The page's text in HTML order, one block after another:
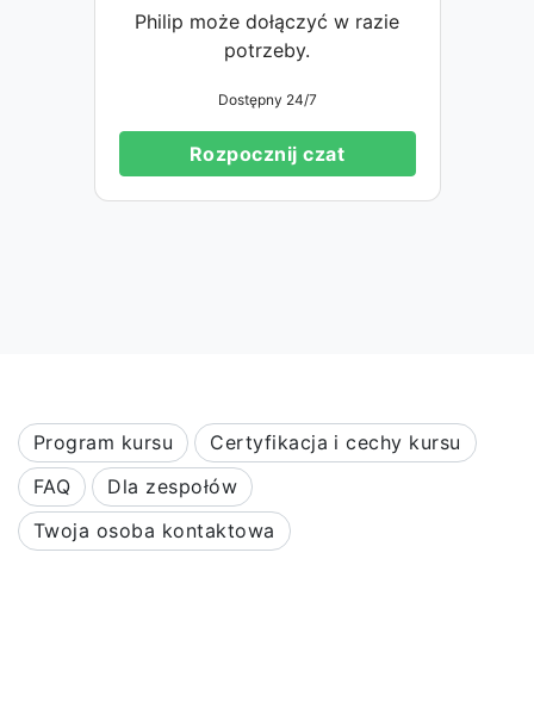
Philip może dołączyć w razie
potrzeby.
Dostępny 24/7
Rozpocznij czat
Program kursu
Certyfikacja i cechy kursu
FAQ
Dla zespołów
Twoja osoba kontaktowa